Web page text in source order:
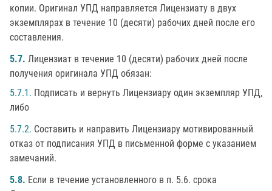
копии. Оригинал УПД направляется Лицензиату в двух
экземплярах в течение 10 (десяти) рабочих дней после его
составления.
5.7. Лицензиат в течение 10 (десяти) рабочих дней после
получения оригинала УПД обязан:
5.7.1. Подписать и вернуть Лицензиару один экземпляр УПД,
либо
5.7.2. Составить и направить Лицензиару мотивированный
отказ от подписания УПД в письменной форме с указанием
замечаний.
5.8. Если в течение установленного в п. 5.6. срока